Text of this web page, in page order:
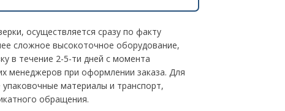
осуществляется сразу по факту
сложное высокоточное оборудование,
в течение 2-5-ти дней с момента
менеджеров при оформлении заказа. Для
материалы и транспорт,
обращения.